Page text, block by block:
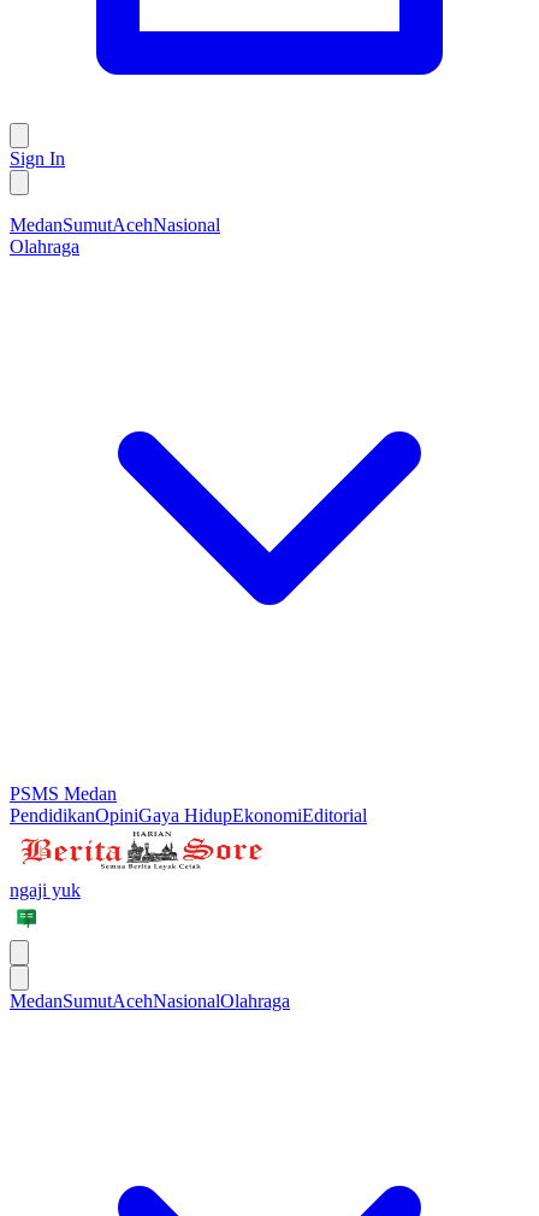
Sign In
MedanSumutAcehNasional
Olahraga
PSMS Medan
PendidikanOpiniGaya HidupEkonomiEditorial
ngaji yuk
MedanSumutAcehNasionalOlahraga